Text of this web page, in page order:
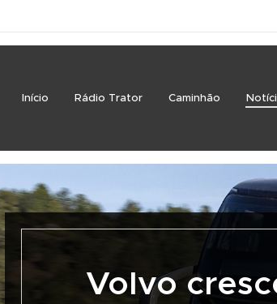
Início Rádio Trator Caminhão
Volvo